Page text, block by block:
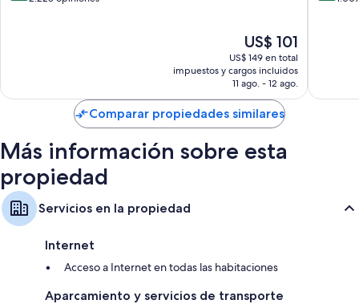
El
precio
actual
es
de
US$ 101
US$ 101
US$ 149 en total
impuestos y cargos incluidos
11 ago. - 12 ago.
Comparar propiedades similares
Más información sobre esta
propiedad
Servicios en la propiedad
Internet
Acceso a Internet en todas las habitaciones
Aparcamiento y servicios de transporte